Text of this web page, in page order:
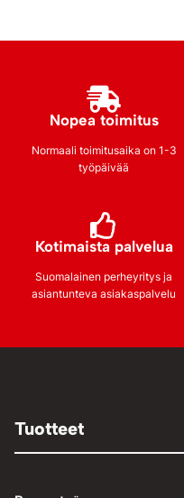
Nopea toimitus
Normaali toimitusaika on 1-3
työpäivää
Kotimaista palvelua
Suomalainen perheyritys ja
asiantunteva asiakaspalvelu
Tuotteet